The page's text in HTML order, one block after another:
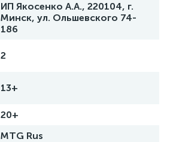
ИП Якосенко А.А., 220104, г.
Минск, ул. Ольшевского 74-
186
2
13+
20+
MTG Rus